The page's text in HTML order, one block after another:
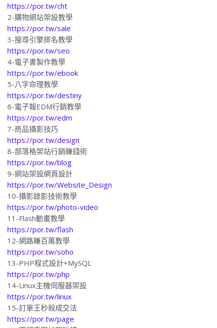
https://por.tw/cht
2-購物網站架設教學
https://por.tw/sale
3-搜尋引擎排名教學
https://por.tw/seo
4-電子書製作教學
https://por.tw/ebook
5-八字命理教學
https://por.tw/destiny
6-電子報EDM行銷教學
https://por.tw/edm
7-商品攝影技巧
https://por.tw/design
8-部落格架站行銷賺錢術
https://por.tw/blog
9-網站架設網頁設計
https://por.tw/Website_Design
10-攝影錄影技術教學
https://por.tw/photo-video
11-Flash動畫教學
https://por.tw/flash
12-網路賺百萬教學
https://por.tw/soho
13-PHP程式設計+MySQL
https://por.tw/php
14-Linux主機伺服器架設
https://por.tw/linux
15-訂單王秒殺成交法
https://por.tw/page